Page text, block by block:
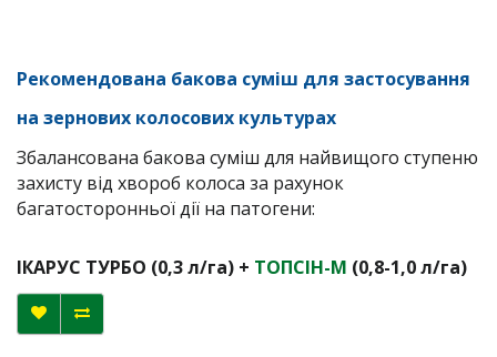
Рекомендована бакова суміш для застосування
на зернових колосових культурах
Збалансована бакова суміш для найвищого ступеню
захисту від хвороб колоса за рахунок
багатосторонньої дії на патогени:
ІКАРУС ТУРБО (0,3 л/га) + ТОПСІН-М (0,8-1,0 л/га)